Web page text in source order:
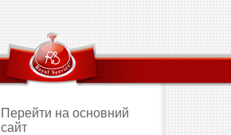
Перейти на основний
сайт